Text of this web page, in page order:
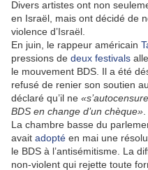
Divers artistes ont non
en Israël, mais ont décidé de
violence d’Israël.
En juin, le rappeur américain
pressions de deux festivals
le mouvement BDS. Il a été
refusé de renier son soutien
déclaré qu’il ne
BDS en change d’un chèque»
La chambre basse du
avait adopté en mai une
le BDS à l’antisémitisme. La
non-violent qui rejette toute